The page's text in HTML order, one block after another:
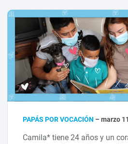
PAPÁS POR VOCACIÓN – marzo
Camila* tiene 24 años y un